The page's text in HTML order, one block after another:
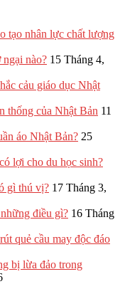
tạo nhân lực chất lượng
nào? 15 Tháng 4,
cảu giáo dục Nhật
thống của Nhật Bản 11
áo Nhật Bản? 25
lợi cho du học sinh?
gì thú vị? 17 Tháng 3,
điều gì? 16 Tháng
quẻ cầu may độc đáo
bị lừa đảo trong